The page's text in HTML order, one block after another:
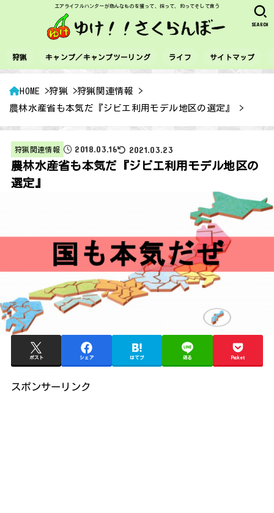
エアライフルハンターが色んなものを獲って、採って、釣ってそして食う
狩猟 キャンプ／キャンプツーリング ライフ サイトマップ
SEARCH
HOME 狩猟
狩猟関連情報
農林水産省も本気だ『ジビエ利用モデル地区の選定』
狩猟関連情報 2018.03.16 2021.03.23
農林水産省も本気だ『ジビエ利用モデル地区の
選定』
ポスト シェア はてブ 送る Pocket
スポンサーリンク